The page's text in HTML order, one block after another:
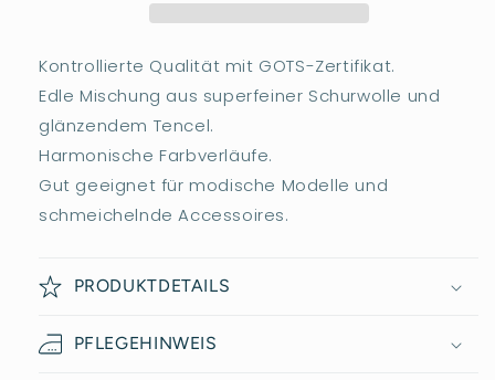
Kontrollierte Qualität mit GOTS-Zertifikat.
Edle Mischung aus superfeiner Schurwolle und
glänzendem Tencel.
Harmonische Farbverläufe.
Gut geeignet für modische Modelle und
schmeichelnde Accessoires.
PRODUKTDETAILS
PFLEGEHINWEIS